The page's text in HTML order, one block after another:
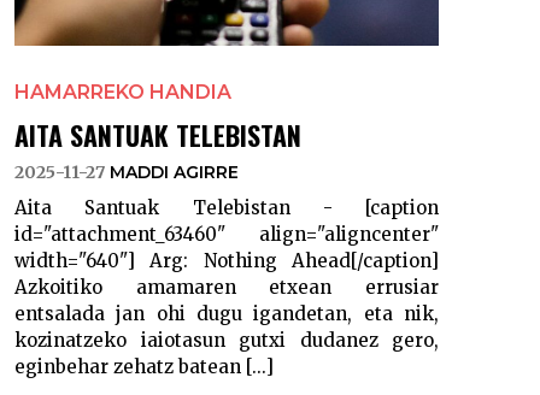
HAMARREKO HANDIA
AITA SANTUAK TELEBISTAN
2025-11-27 MADDI AGIRRE
Aita Santuak Telebistan - [caption
id="attachment_63460" align="aligncenter"
width="640"] Arg: Nothing Ahead[/caption]
Azkoitiko amamaren etxean errusiar
entsalada jan ohi dugu igandetan, eta nik,
kozinatzeko iaiotasun gutxi dudanez gero,
eginbehar zehatz batean [...]